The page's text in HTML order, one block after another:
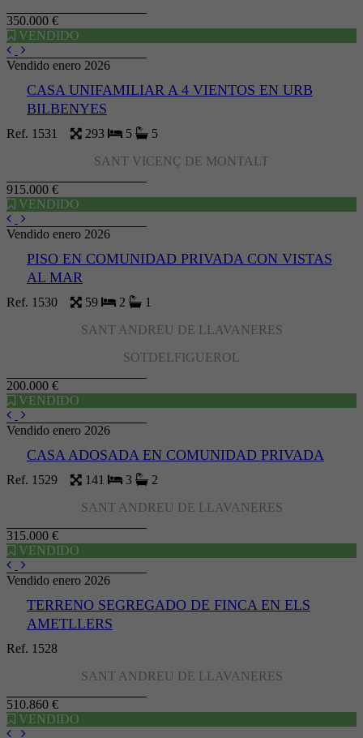
350.000 €
VENDIDO
Vendido enero 2026
CASA UNIFAMILIAR A 4 VIENTOS EN URB
BILBENYES
Ref. 1531 293 5 5
SANT VICENÇ DE MONTALT
915.000 €
VENDIDO
Vendido enero 2026
PISO EN COMUNIDAD PRIVADA CON VISTAS
AL MAR
Ref. 1530 59 2 1
SANT ANDREU DE LLAVANERES
SOTDELFIGUEROL
200.000 €
VENDIDO
Vendido enero 2026
CASA ADOSADA EN COMUNIDAD PRIVADA
Ref. 1529 141 3 2
SANT ANDREU DE LLAVANERES
315.000 €
VENDIDO
Vendido enero 2026
TERRENO SEGREGADO DE FINCA EN ELS
AMETLLERS
Ref. 1528
SANT ANDREU DE LLAVANERES
510.860 €
VENDIDO